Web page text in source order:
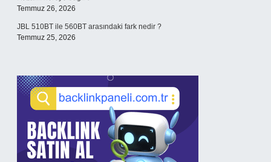
Temmuz 26, 2026
JBL 510BT ile 560BT arasındaki fark nedir ?
Temmuz 25, 2026